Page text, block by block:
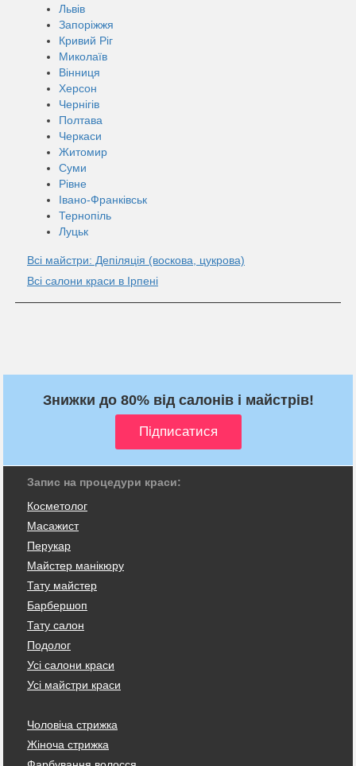
Львів
Запоріжжя
Кривий Ріг
Миколаїв
Вінниця
Херсон
Чернігів
Полтава
Черкаси
Житомир
Суми
Рівне
Івано-Франківськ
Тернопіль
Луцьк
Всі майстри: Депіляція (воскова, цукрова)
Всі салони краси в Ірпені
Знижки до 80% від салонів і майстрів!
Запис на процедури краси:
Косметолог
Масажист
Перукар
Майстер манікюру
Тату майстер
Барбершоп
Тату салон
Подолог
Усі салони краси
Усі майстри краси
Чоловіча стрижка
Жіноча стрижка